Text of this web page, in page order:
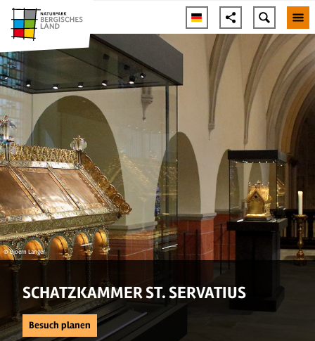
© Bjoern Langer
SCHATZKAMMER ST. SERVATIUS
Besuch planen